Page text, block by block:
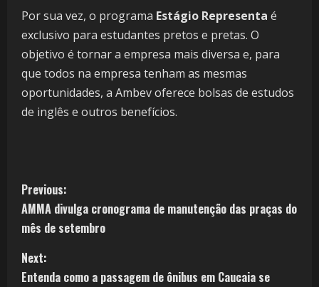
Por sua vez, o programa Estágio Representa é
exclusivo para estudantes pretos e pretas. O
objetivo é tornar a empresa mais diversa e, para
que todos na empresa tenham as mesmas
oportunidades, a Ambev oferece bolsas de estudos
de inglês e outros benefícios.
Previous:
AMMA divulga cronograma de manutenção das praças do
mês de setembro
Next:
Entenda como a passagem de ônibus em Caucaia se